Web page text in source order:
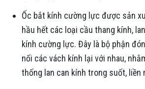
Ốc bắt kính cường lực được sản
hầu hết các loại cầu thang kính,
kính cường lực. Đây là bộ phận
nối các vách kính lại với nhau,
thống lan can kính trong suốt, liền